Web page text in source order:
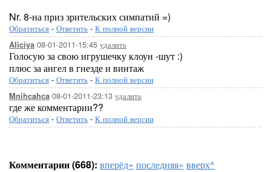
Nr. 8-на приз зрительских симпатий =)
Обратиться - Ответить - К полной версии
Aliciya 08-01-2011-15:45 удалить
Голосую за свою игрушечку клоун -шут :)
плюс за ангел в гнезде и винтаж
Обратиться - Ответить - К полной версии
Mnihcahca 08-01-2011-23:13 удалить
где же комментарии??
Обратиться - Ответить - К полной версии
Комментарии (668): вперёд» последняя» вверх^